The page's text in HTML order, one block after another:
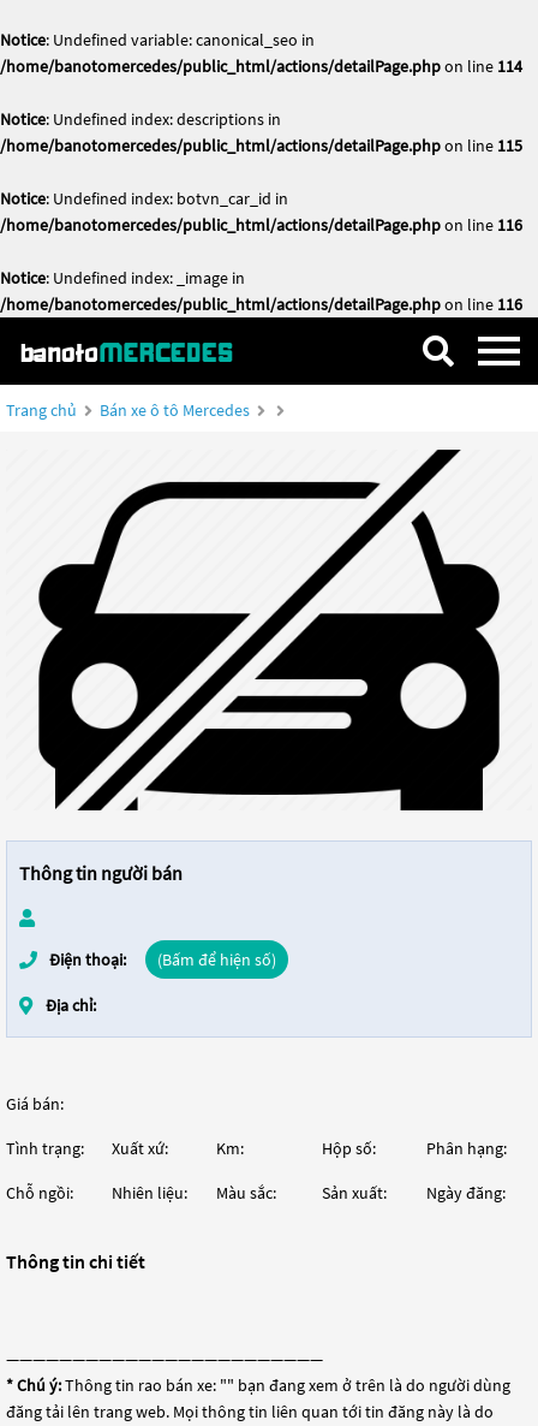
Notice: Undefined variable: canonical_seo in
/home/banotomercedes/public_html/actions/detailPage.phpon line 114
Notice: Undefined index: descriptions in
/home/banotomercedes/public_html/actions/detailPage.phpon line 115
Notice: Undefined index: botvn_car_id in
/home/banotomercedes/public_html/actions/detailPage.phpon line 116
Notice: Undefined index: _image in
/home/banotomercedes/public_html/actions/detailPage.phpon line 116
Trang chủ Bán xe ô tô Mercedes
Thông tin người bán
Điện thoại: (Bấm để hiện số)
Địa chỉ:
Giá bán:
Tình trạng: Xuất xứ: Km: Hộp số: Phân hạng:
Chỗ ngồi: Nhiên liệu: Màu sắc: Sản xuất: Ngày đăng:
Thông tin chi tiết
————————————————————————
* Chú ý:Thông tin rao bán xe: "" bạn đang xem ở trên là do người dùng
đăng tải lên trang web. Mọi thông tin liên quan tới tin đăng này là do